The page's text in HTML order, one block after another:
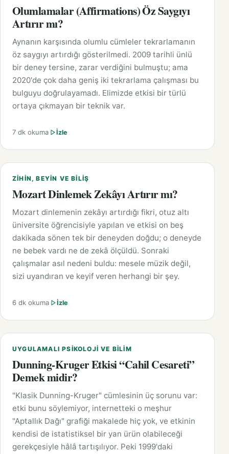
Olumlamalar (Affirmations) Öz Saygıyı
Artırır mı?
Aynanın karşısında olumlu cümleler tekrarlamanın
öz saygıyı artırdığı gösterilmedi. 2009 tarihli ünlü
bir deney tersine, zarar verdiğini bulmuştu; ama
2020'de çok daha geniş iki tekrarlama çalışması bu
bulguyu doğrulayamadı. Elimizde etkisi bir türlü
ortaya çıkmayan bir teknik var.
7 dk okuma İzle
ZIHIN, BEYIN VE BILIŞ
Mozart Dinlemek Zekâyı Artırır mı?
Mozart dinlemenin zekâyı artırdığı fikri, otuz altı
üniversite öğrencisiyle yapılan ve etkisi on beş
dakikada sönen tek bir deneyden doğdu; o deneyde
ne bebek vardı ne de zekâ ölçüldü. Sonraki
çalışmalar asıl nedeni buldu: mesele müzik değil,
sizi uyandıran ve keyif veren herhangi bir şey.
6 dk okuma İzle
UYGULAMALI PSIKOLOJI VE BILIM
Dunning-Kruger Etkisi “Cahil Cesareti”
Demek midir?
"Klasik Dunning-Kruger" cümlesinin üç sorunu var:
etki bunu söylemiyor, internetteki o meşhur
"Aptallık Dağı" grafiği makalede hiç yok, ve etkinin
kendisi de istatistiksel bir yan ürün olabileceği
gerekçesiyle hâlâ tartışılıyor. Peki 1999'daki